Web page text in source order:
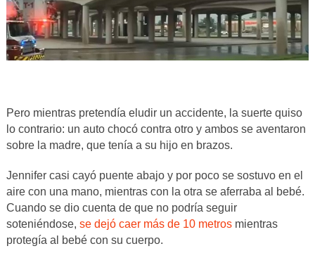
Pero mientras pretendía eludir un accidente, la suerte quiso
lo contrario: un auto chocó contra otro y ambos se aventaron
sobre la madre, que tenía a su hijo en brazos.
Jennifer casi cayó puente abajo y por poco se sostuvo en el
aire con una mano, mientras con la otra se aferraba al bebé.
Cuando se dio cuenta de que no podría seguir
soteniéndose, se dejó caer más de 10 metrosmientras
protegía al bebé con su cuerpo.